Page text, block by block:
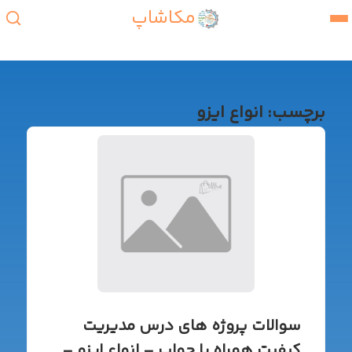
مکاشاپ
برچسب: انواع ایزو
سوالات پروژه های درس مدیریت